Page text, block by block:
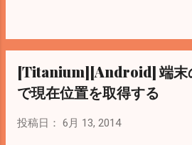
開発ツール群。公
1.3.0 documentation
https://github.com/
devtools.git # cd
./phalcon.sh シンボ
-s phalcon.php /usr/
ている人が
早くなります #jbugj
で出来るよ
WordPressがサポー
PhpStorm 8 EAP最
ブログ Node.jsをサ
[Titanium][Android] 端末
で現在位置を取得する
投稿日： 6月 13, 2014